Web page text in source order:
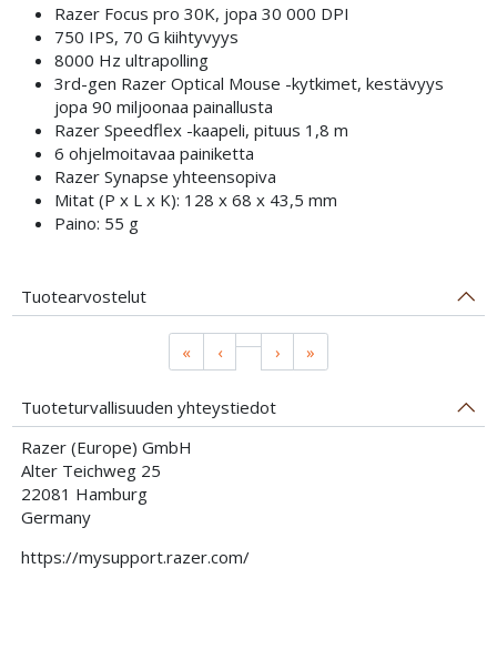
Razer Focus pro 30K, jopa 30 000 DPI
750 IPS, 70 G kiihtyvyys
8000 Hz ultrapolling
3rd-gen Razer Optical Mouse -kytkimet, kestävyys
jopa 90 miljoonaa painallusta
Razer Speedflex -kaapeli, pituus 1,8 m
6 ohjelmoitavaa painiketta
Razer Synapse yhteensopiva
Mitat (P x L x K): 128 x 68 x 43,5 mm
Paino: 55 g
Tuotearvostelut
« ‹ › »
Tuoteturvallisuuden yhteystiedot
Razer (Europe) GmbH
Alter Teichweg 25
22081 Hamburg
Germany
https://mysupport.razer.com/